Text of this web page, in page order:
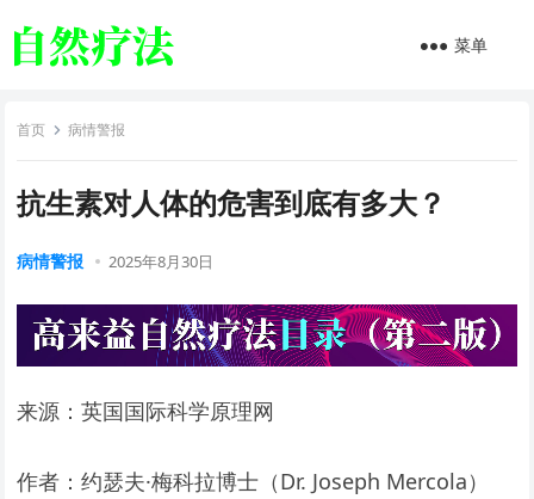
菜单
首页 病情警报
抗生素对人体的危害到底有多大？
病情警报 2025年8月30日
来源：英国国际科学原理网
作者：约瑟夫·梅科拉博士（Dr. Joseph Mercola）